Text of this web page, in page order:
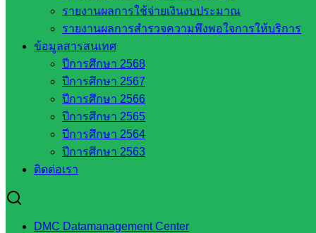
รายงานผลการใช้จ่ายเงินงบประมาณ
รายงานผลการสำรวจความพึงพอใจการให้บริการ
ข้อมูลสารสนเทศ
ปีการศึกษา 2568
ปีการศึกษา 2567
ปีการศึกษา 2566
ปีการศึกษา 2565
ปีการศึกษา 2564
ปีการศึกษา 2563
ติดต่อเรา
DMC Datamanagement Center
สระแก้ว
เขต 1
สพป.สระแก้ว
เขต 2
โรงเรียน
ในสังกัด
สพป.สระแก้ว
เขต 1
โรงเรียน
ในสังกัด
วิทยาลัย